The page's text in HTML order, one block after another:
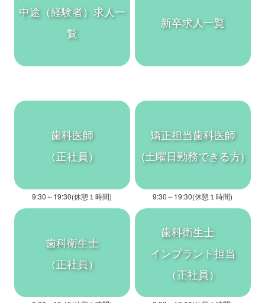
中途（経験者）求人一
覧
新卒求人一覧
歯科医師
（正社員）
9:30～19:30(休憩１時間)
矯正担当歯科医師
(土曜日勤務できる方)
9:30～19:30(休憩１時間)
歯科衛生士
（正社員）
歯科衛生士
インプラント担当
（正社員）